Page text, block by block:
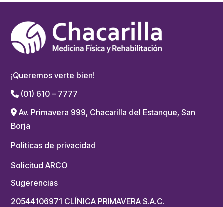
¡Queremos verte bien!
(01) 610 – 7777
Av. Primavera 999, Chacarilla del Estanque, San
Borja
Politicas de privacidad
Solicitud ARCO
Sugerencias
20544106971 CLÍNICA PRIMAVERA S.A.C.